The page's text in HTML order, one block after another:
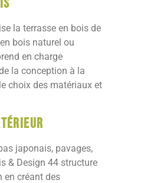
la terrasse en bois de
bois naturel ou
en charge
la conception à la
choix des matériaux et
japonais, pavages,
& Design 44 structure
en créant des